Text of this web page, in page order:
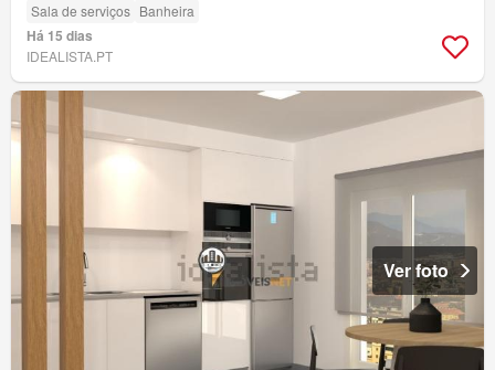
Sala de serviços Banheira
Há 15 dias
IDEALISTA.PT
Ver foto